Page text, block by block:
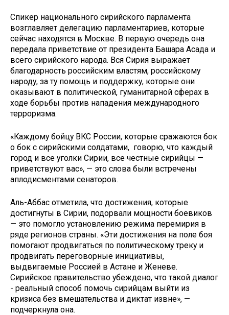
Спикер национального сирийского парламента
возглавляет делегацию парламентариев, которые
сейчас находятся в Москве. В первую очередь она
передала приветствие от президента Башара Асада и
всего сирийского народа. Вся Сирия выражает
благодарность российским властям, российскому
народу, за ту помощь и поддержку, которые они
оказывают в политической, гуманитарной сферах в
ходе борьбы против нападения международного
терроризма.
«Каждому бойцу ВКС России, которые сражаются бок
о бок с сирийскими солдатами, говорю, что каждый
город и все уголки Сирии, все честные сирийцы —
приветствуют вас», — это слова были встречены
аплодисментами сенаторов.
Аль-Аббас отметила, что достижения, которые
достигнуты в Сирии, подорвали мощности боевиков
— это помогло установлению режима перемирия в
ряде регионов страны. «Эти достижения на поле боя
помогают продвигаться по политическому треку и
продвигать переговорные инициативы,
выдвигаемые Россией в Астане и Женеве.
Сирийское правительство убеждено, что такой диалог
- реальный способ помочь сирийцам выйти из
кризиса без вмешательства и диктат извне», —
подчеркнула она.